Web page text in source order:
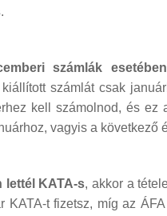
.
számlák
számlát csak
kell számolnod, és ez
vagyis a következő
lettél KATA-s, akkor a
KATA-t fizetsz, míg az